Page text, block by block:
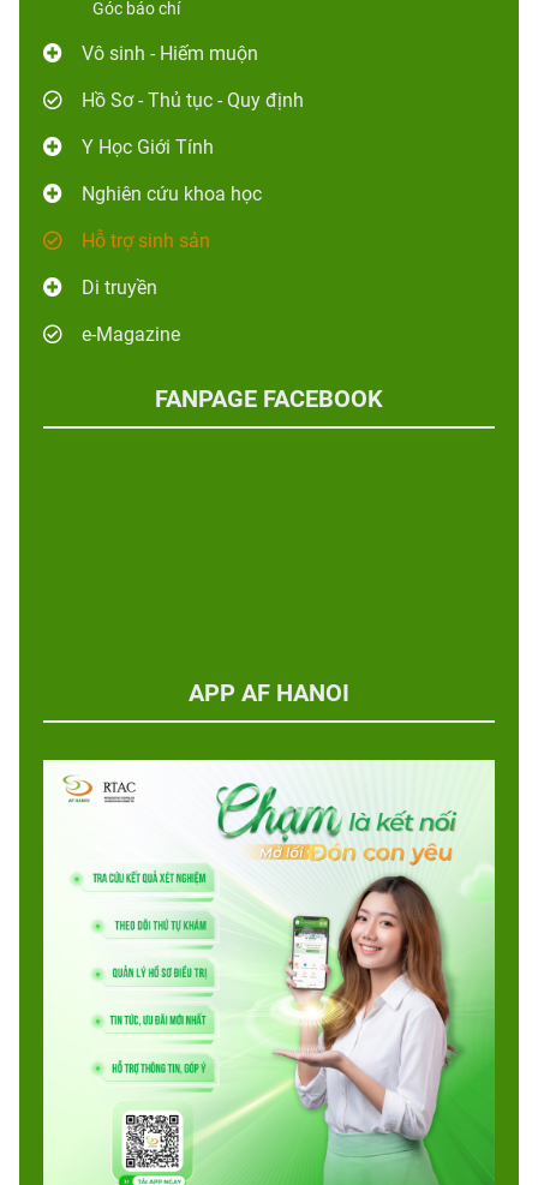
Góc báo chí
Vô sinh - Hiếm muộn
Hồ Sơ - Thủ tục - Quy định
Y Học Giới Tính
Nghiên cứu khoa học
Hỗ trợ sinh sản
Di truyền
e-Magazine
FANPAGE FACEBOOK
APP AF HANOI